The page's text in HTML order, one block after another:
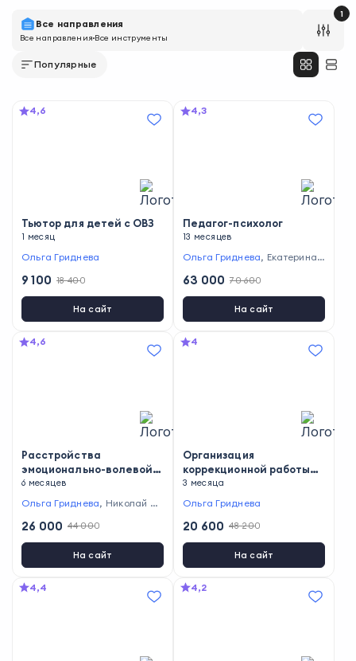
Все направления
Все направленияВсе инструменты
1
Популярные
4,6
Тьютор для детей с ОВЗ
1 месяц
Ольга Гриднева
9 100 18 400
На сайт
4,3
Педагог-психолог
13 месяцев
Ольга Гриднева, Екатерина
а,Арина Миллер
вотынь
63 000 70 600
На сайт
4,6
Расстройства
эмоционально-волевой
сферы и поведения
6 месяцев
Ольга Гриднева, Николай Ж
26 000 44 000
На сайт
4
Организация
коррекционной работы
при расстройствах
аутистического спектра
на основе прикладного
анализа поведения (ABA-
терапия)
3 месяца
Ольга Гриднева
20 600 48 200
На сайт
4,4 4,2